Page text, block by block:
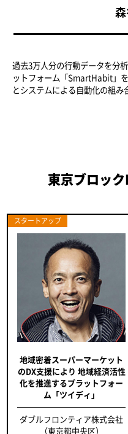
過去3万人分の行動データを分
ットフォーム「SmartHabit」
とシステムによる自動化の組み
東京ブロック
スタートアップ
地域密着スーパーマーケット
のDX支援により 地域経済活性
化を推進するプラットフォー
ム「ツイディ」
ダブルフロンティア株式会社
（東京都中央区）